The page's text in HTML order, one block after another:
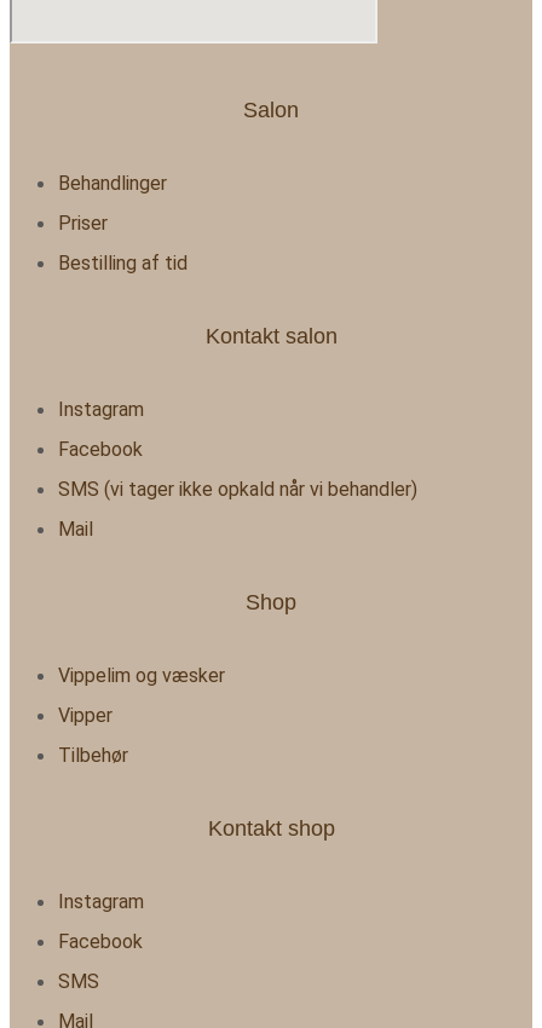
Salon
Behandlinger
Priser
Bestilling af tid
Kontakt salon
Instagram
Facebook
SMS (vi tager ikke opkald når vi behandler)
Mail
Shop
Vippelim og væsker
Vipper
Tilbehør
Kontakt shop
Instagram
Facebook
SMS
Mail